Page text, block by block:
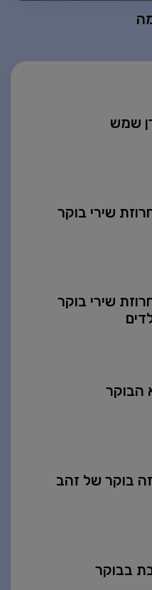
שירי בוקר
שירי בוקר
בוקר של זהב
בבוקר